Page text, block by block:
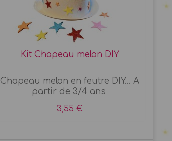
Kit Chapeau melon DIY
Chapeau melon en feutre DIY... A
partir de 3/4 ans
3,55 €